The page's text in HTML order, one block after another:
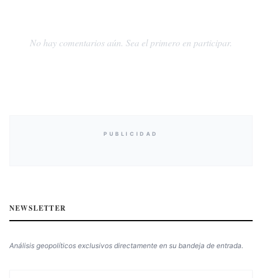
No hay comentarios aún. Sea el primero en participar.
PUBLICIDAD
NEWSLETTER
Análisis geopolíticos exclusivos directamente en su bandeja de entrada.